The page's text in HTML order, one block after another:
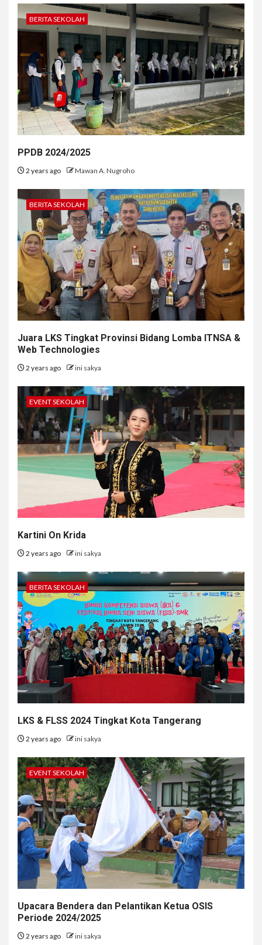
BERITA SEKOLAH
PPDB 2024/2025
2 years ago Mawan A. Nugroho
BERITA SEKOLAH
Juara LKS Tingkat Provinsi Bidang Lomba ITNSA &
Web Technologies
2 years ago ini sakya
EVENT SEKOLAH
Kartini On Krida
2 years ago ini sakya
BERITA SEKOLAH
LKS & FLSS 2024 Tingkat Kota Tangerang
2 years ago ini sakya
EVENT SEKOLAH
Upacara Bendera dan Pelantikan Ketua OSIS
Periode 2024/2025
2 years ago ini sakya